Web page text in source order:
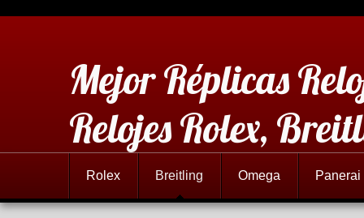
Mejor Réplicas
Relojes Rolex,
Rolex Breitling Omega Panerai